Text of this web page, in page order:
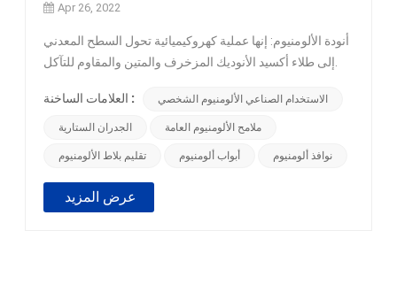
Apr 26, 2022
أنودة الألومنيوم: إنها عملية كهروكيميائية تحول السطح المعدني
إلى طلاء أكسيد الأنوديك المزخرف والمتين والمقاوم للتآكل.
طبقة الأكسيد الطبيعي. &nbsp; يتم تشكيل طبقة أكسيد
الأنوديك المسامية المتينة على سطح الألومنيوم. سوف يقبل
الألومنيوم المؤكسد أيضًا الألوان النابضة بالحياة. يمكنك أنودة أي
يلتصق المسحوق بالأجزاء بسبب الشحن الكهروستاتيكي
للمسحوق وتأريض الأجزاء. يمكن استخدام أي ركيزة يمكنها
العلامات الساخنة : الاستخدام الصناعي الألومنيوم الشخصي
الجدران الستارية ملامح الألومنيوم العامة
تقليم بلاط الألومنيوم أبواب ألومنيوم نوافذ ألومنيوم
عرض المزيد